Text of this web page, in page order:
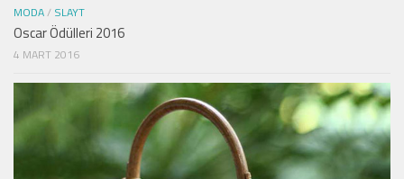
MODA/ SLAYT
Oscar Ödülleri 2016
4 MART 2016